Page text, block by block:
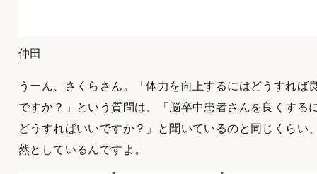
仲田
うーん、さくらさん。「体力を向上するにはどうすれば
ですか？」という質問は、「脳卒中患者さんを良くする
どうすればいいですか？」と聞いているのと同じくらい
然としているんですよ。